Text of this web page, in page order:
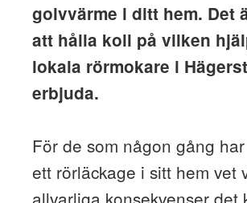
golvvärme i ditt hem. Det
att hålla koll på vilken
lokala rörmokare i
erbjuda.
För de som någon gång
ett rörläckage i sitt hem vet